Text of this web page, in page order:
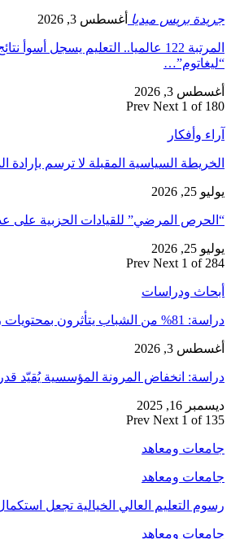
جريدة بريس ميديا أغسطس 3, 2026
المرتبة 122 عالميا.. التعليم يسجل
“ليغاتوم”…
أغسطس 3, 2026
Prev Next 1 of 180
آراء وأفكار
الخريطة السياسية المقبلة لا ترسم بإرادة
يوليو 25, 2026
“الحرص المرضي” للقيادات الحزبية على
يوليو 25, 2026
Prev Next 1 of 284
أبحاث ودراسات
دراسة: 81% من الشباب يتأثرون بمحتويات رقمية تشجع على…
أغسطس 3, 2026
دراسة: انخفاض المرونة المؤسسية يُقيّد
ديسمبر 16, 2025
Prev Next 1 of 135
جامعات ومعاهد
جامعات ومعاهد
رسوم التعليم العالي الخيالية تجعل
جامعات ومعاهد